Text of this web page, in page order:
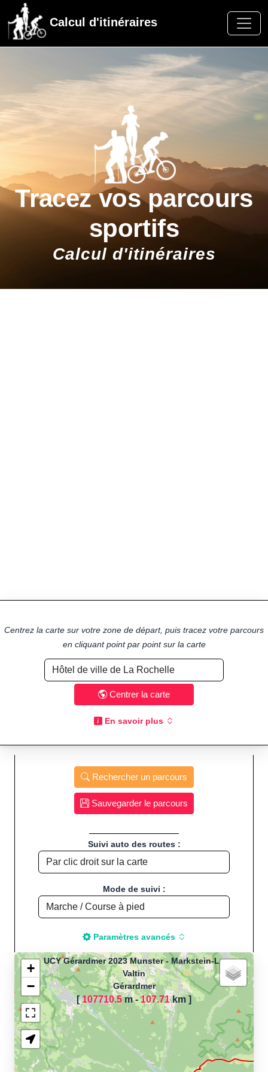
Calcul d'itinéraires
Tracez vos parcours
sportifs
Calcul d'itinéraires
Centrez la carte sur votre zone de départ, puis tracez votre parcours
en cliquant point par point sur la carte
Centrer la carte
En savoir plus
Rechercher un parcours
Sauvegarder le parcours
Suivi auto des routes :
Mode de suivi :
Paramètres avancés
Chargement de la carte
pour calculer la distance
de votre parcours sportif
(Footing, Jogging, Course à
UCY Gérardmer 2023 Munster - Markstein-Le
Valtin
Gérardmer
[107710.5m -107.71km ]
+
−